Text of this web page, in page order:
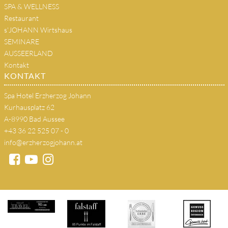
SPA & WELLNESS
Restaurant
s'JOHANN Wirtshaus
SEMINARE
AUSSEERLAND
Kontakt
KONTAKT
Spa Hotel Erzherzog Johann
Kurhausplatz 62
A-8990 Bad Aussee
+43 36 22 525 07 - 0
info@erzherzogjohann.at